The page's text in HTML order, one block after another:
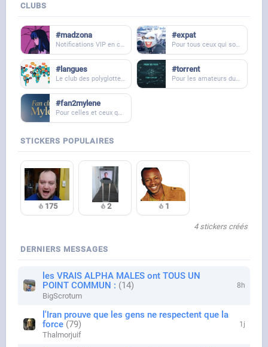
CLUBS
#madzona
Notifications VIP en cas de sorties musicales (Youtube ou Vocaroo) - Aucun spam
#expat
Pour tous ceux qui sont expatriés ou y songent. N'hésitez pas à tagger le club dans vos topics si vous avez des questions à poser à nos migrants franchouillards
#langues
Le club des polyglottes et de ceux qui apprennent ou s'intéressent aux langues étrangères.
#torrent
Pour les amateurs du p2p
#fan2mylene
Pour celles et ceux qui assume apprécier Mylène
STICKERS POPULAIRES
175 2 1
4 stickers créés
DERNIERS MESSAGES
les VRAIS ALPHA MALES ont TOUS UN
POINT COMMUN :
14
BigScrotum
8h
l'Iran prouve que les gens ne respectent que la
force 79
Thalmorjuif
1j